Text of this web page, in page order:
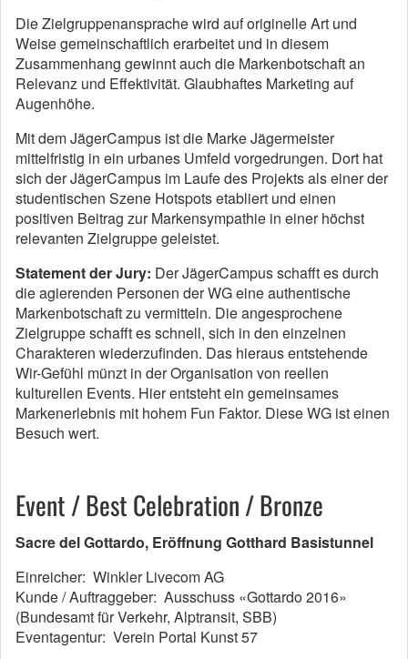
Die Zielgruppenansprache wird auf originelle Art und
Weise gemeinschaftlich erarbeitet und in diesem
Zusammenhang gewinnt auch die Markenbotschaft an
Relevanz und Effektivität. Glaubhaftes Marketing auf
Augenhöhe.
Mit dem JägerCampus ist die Marke Jägermeister
mittelfristig in ein urbanes Umfeld vorgedrungen. Dort hat
sich der JägerCampus im Laufe des Projekts als einer der
studentischen Szene Hotspots etabliert und einen
positiven Beitrag zur Markensympathie in einer höchst
relevanten Zielgruppe geleistet.
Statement der Jury: Der JägerCampus schafft es durch
die agierenden Personen der WG eine authentische
Markenbotschaft zu vermitteln. Die angesprochene
Zielgruppe schafft es schnell, sich in den einzelnen
Charakteren wiederzufinden. Das hieraus entstehende
Wir-Gefühl münzt in der Organisation von reellen
kulturellen Events. Hier entsteht ein gemeinsames
Markenerlebnis mit hohem Fun Faktor. Diese WG ist einen
Besuch wert.
Event / Best Celebration / Bronze
Sacre del Gottardo, Eröffnung Gotthard Basistunnel
Einreicher: Winkler Livecom AG
Kunde / Auftraggeber: Ausschuss «Gottardo 2016»
(Bundesamt für Verkehr, Alptransit, SBB)
Eventagentur: Verein Portal Kunst 57